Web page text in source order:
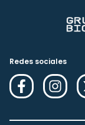
Redes sociales